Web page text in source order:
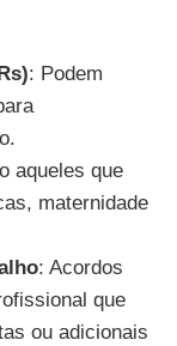
: Podem
aqueles que
maternidade
: Acordos
que
ou adicionais